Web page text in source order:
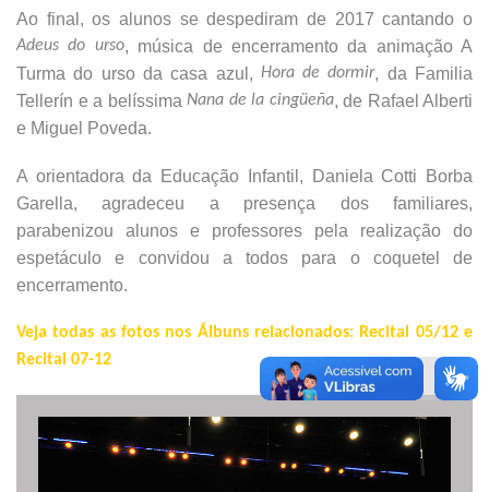
Ao final, os alunos se despediram de 2017 cantando o
Adeus do urso, música de encerramento da animação A
Turma do urso da casa azul, Hora de dormir, da Familia
Tellerín e a belíssima Nana de la cingüeña, de Rafael Alberti
e Miguel Poveda.
A orientadora da Educação Infantil, Daniela Cotti Borba
Garella, agradeceu a presença dos familiares,
parabenizou alunos e professores pela realização do
espetáculo e convidou a todos para o coquetel de
encerramento.
Veja todas as fotos nos Álbuns relacionados: Recital 05/12 e
Recital 07-12